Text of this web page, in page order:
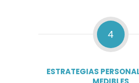
4
ESTRATEGIAS